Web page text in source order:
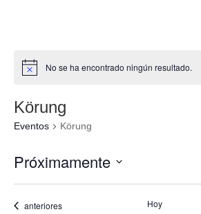
No se ha encontrado ningún resultado.
Körung
Eventos Körung
Próximamente
Eventos
anteriores Hoy